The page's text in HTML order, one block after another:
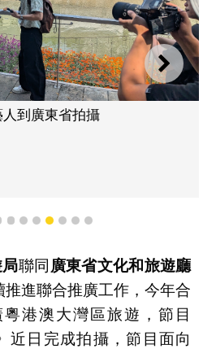
下一
到廣東省拍攝
6 7 8 9 101112
聯同 廣東省文化和旅遊廳
推進聯合推廣工作，今年合
港澳大灣區旅遊，節目
近日完成拍攝，節目面向